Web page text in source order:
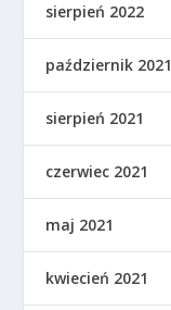
sierpień 2022
październik 2021
sierpień 2021
czerwiec 2021
maj 2021
kwiecień 2021